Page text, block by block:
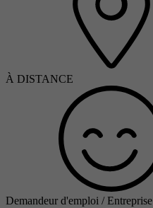
À DISTANCE
Demandeur d'emploi / Entreprise